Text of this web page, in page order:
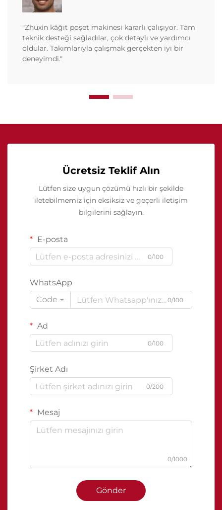
"Zhuxin kâğıt poşet makinesi kararlı çalışıyor. Tam
teknik desteği sağladılar, çok detaylı ve yardımcı
oldular. Takımlarıyla çalışmak gerçekten iyi bir
deneyimdi."
Ücretsiz Teklif Alın
Lütfen size uygun çözümü hızlı bir şekilde
iletebilmemiz için eksiksiz ve geçerli iletişim
bilgilerini sağlayın.
E-posta
0/100
WhatsApp
Code
0/100
Ad
0/100
Şirket Adı
0/200
Mesaj
0/1000
Gönder